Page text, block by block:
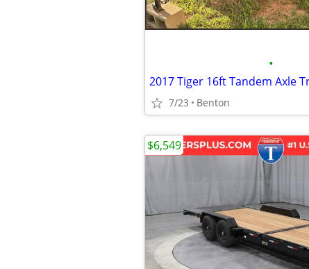
•
2017 Tiger 16ft Tandem Axle
7/23 Benton
$6,549